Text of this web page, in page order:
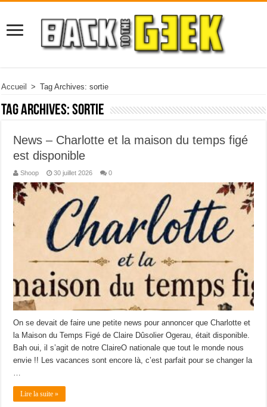
Accueil > Tag Archives: sortie
Tag Archives:sortie
News – Charlotte et la maison du temps figé
est disponible
Shoop 30 juillet 2026 0
On se devait de faire une petite news pour annoncer que Charlotte et
la Maison du Temps Figé de Claire Dûsolier Ogerau, était disponible.
Bah oui, il s’agit de notre ClaireO nationale que tout le monde nous
envie !! Les vacances sont encore là, c’est parfait pour se changer la
Lire la suite »